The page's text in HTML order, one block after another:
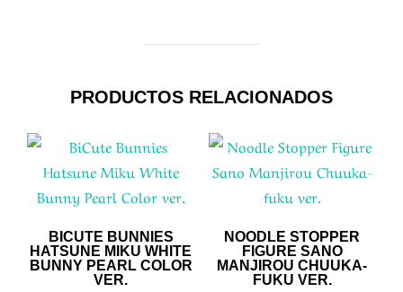
PRODUCTOS RELACIONADOS
BICUTE BUNNIES
HATSUNE MIKU WHITE
BUNNY PEARL COLOR
VER.
NOODLE STOPPER
FIGURE SANO
MANJIROU CHUUKA-
FUKU VER.